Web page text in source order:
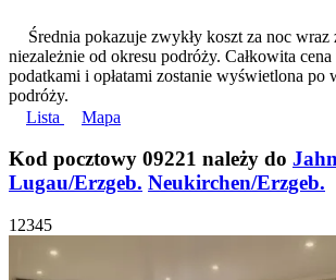
Średnia pokazuje zwykły koszt za noc wraz
niezależnie od okresu podróży. Całkowita
podatkami i opłatami zostanie wyświetlona po
podróży.
Lista
Mapa
Kod pocztowy 09221 należy do
Lugau/Erzgeb. Neukirchen/Erzgeb.
1 2345